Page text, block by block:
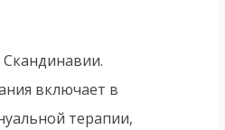
включает в
терапии,